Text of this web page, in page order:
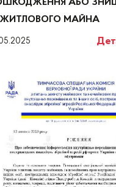
АБО
МАЙНА